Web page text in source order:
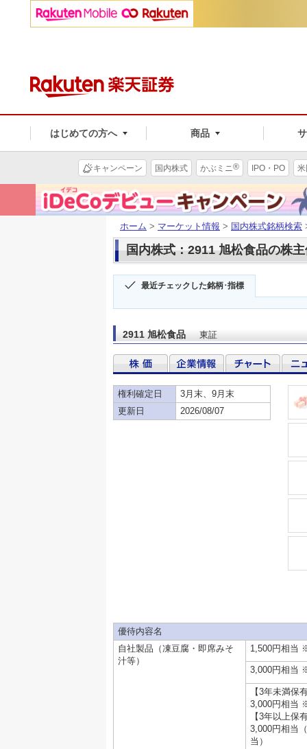
はじめての方へ 商品
キャンペーン 国内株式 かぶミニ® IPO・PO
ホーム > マーケット情報 > 国内株式銘柄検索
国内株式：2911 旭松食品の株
最近チェックした銘柄･指標
2911 旭松食品 東証
権利確定日
3月末、9月末
更新日
2026/08/07
優待内容名
自社製品（凍豆腐・即席みそ
汁等）
1,500円相当
3,000円相当
【3年未満保
3,000円相当
【3年以上保
3,000円相当
当）